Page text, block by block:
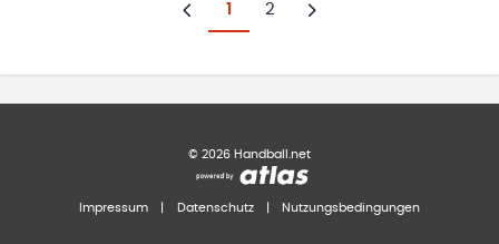
Zurück
1 2
Weiter
© 2026 Handball.net
Impressum Datenschutz Nutzungsbedingungen